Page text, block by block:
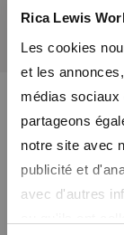
Rica Lewis
Les cookies
et les
médias sociaux
partageons
notre site avec
publicité et
avec d'autres
Pagamento